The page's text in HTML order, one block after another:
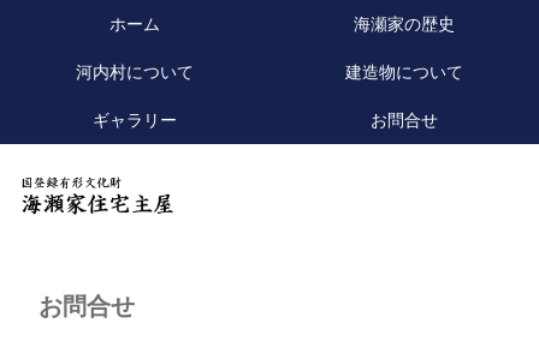
ホーム 海瀬家の歴史
河内村について 建造物について
ギャラリー お問合せ
お問合せ